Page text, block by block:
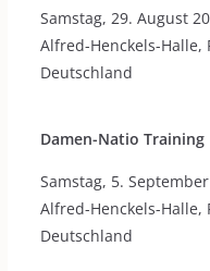
Samstag, 29. August
Alfred-Henckels-Halle,
Deutschland
Damen-Natio Training
Samstag, 5.
Alfred-Henckels-Halle,
Deutschland